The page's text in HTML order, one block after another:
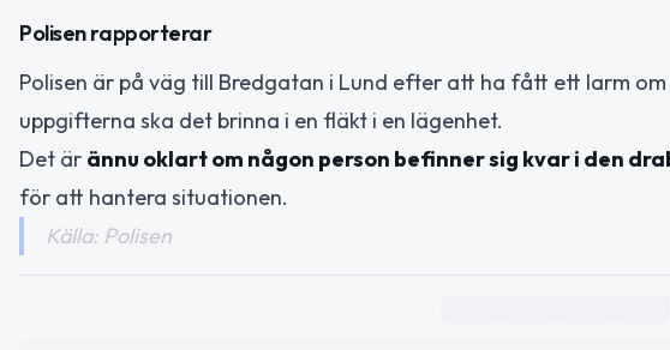
Polisen rapporterar
Polisen är på väg till Bredgatan i Lund efter att ha fått ett larm
uppgifterna ska det brinna i en fläkt i en lägenhet.
Det är ännu oklart om någon person befinner sig kvar i den
för att hantera situationen.
Källa: Polisen